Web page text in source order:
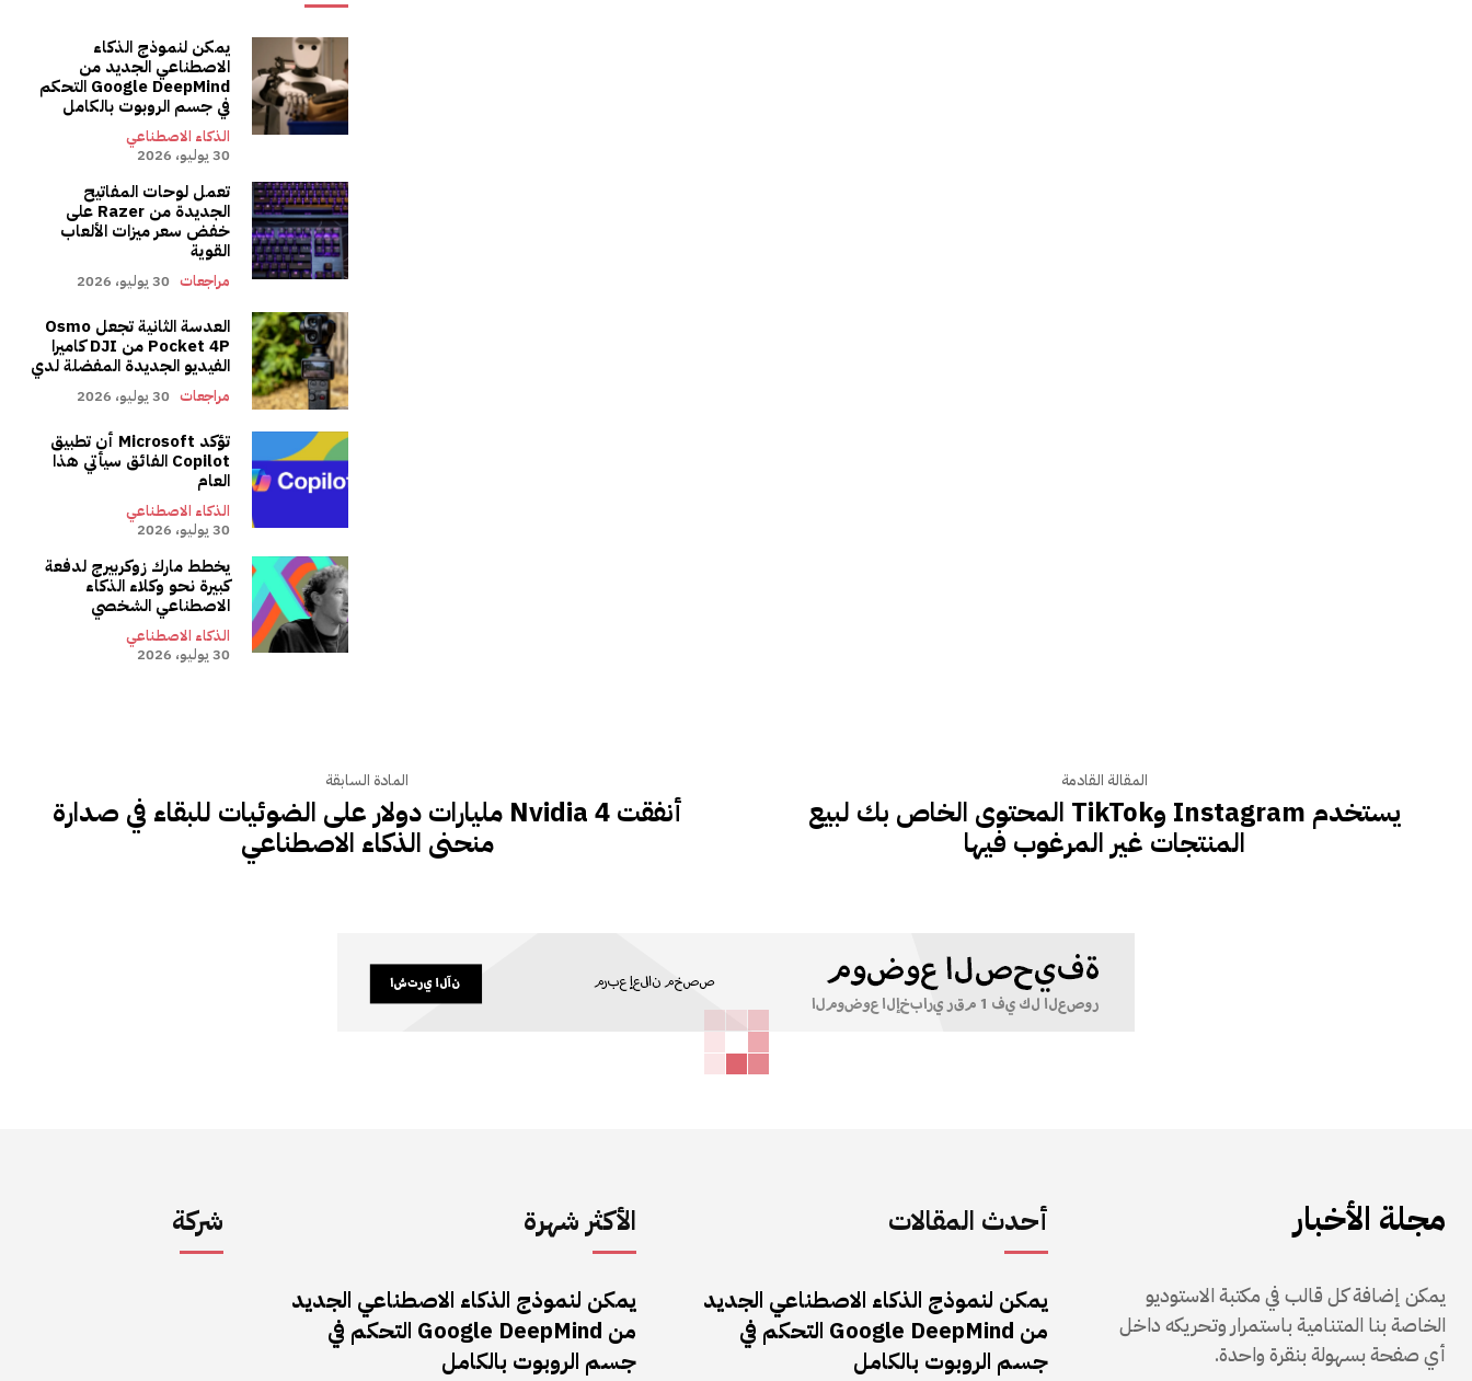
يمكن لنموذج الذكاء
الاصطناعي الجديد من
Google DeepMind التحكم
في جسم الروبوت بالكامل
الذكاء الاصطناعي
30 يوليو، 2026
تعمل لوحات المفاتيح
الجديدة من Razer على
خفض سعر ميزات الألعاب
القوية
مراجعات 30 يوليو، 2026
العدسة الثانية تجعل Osmo
Pocket 4P من DJI كاميرا
الفيديو الجديدة المفضلة لدي
مراجعات 30 يوليو، 2026
تؤكد Microsoft أن تطبيق
Copilot الفائق سيأتي هذا
العام
الذكاء الاصطناعي
30 يوليو، 2026
يخطط مارك زوكربيرج لدفعة
كبيرة نحو وكلاء الذكاء
الاصطناعي الشخصي
الذكاء الاصطناعي
30 يوليو، 2026
المادة السابقة
أنفقت Nvidia 4 مليارات دولار على الضوئيات للبقاء في صدارة
منحنى الذكاء الاصطناعي
المقالة القادمة
يستخدم Instagram وTikTok المحتوى الخاص بك لبيع
المنتجات غير المرغوب فيها
شركة الأكثر شهرة
يمكن لنموذج الذكاء الاصطناعي الجديد
من Google DeepMind التحكم في
جسم الروبوت بالكامل
أحدث المقالات
يمكن لنموذج الذكاء الاصطناعي الجديد
من Google DeepMind التحكم في
جسم الروبوت بالكامل
مجلة الأخبار
يمكن إضافة كل قالب في مكتبة الاستوديو
الخاصة بنا المتنامية باستمرار وتحريكه داخل
أي صفحة بسهولة بنقرة واحدة.